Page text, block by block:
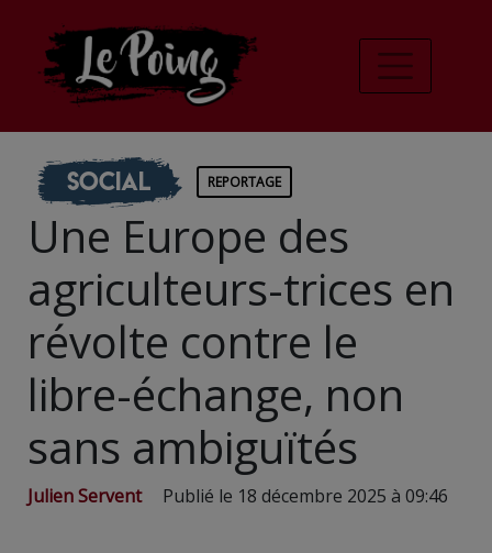
Social REPORTAGE
Une Europe des
agriculteurs-trices en
révolte contre le
libre-échange, non
sans ambiguïtés
Julien Servent Publié le 18 décembre 2025 à 09:46